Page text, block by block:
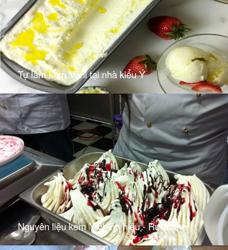
Tự làm kem Vani tại nhà kiểu Ý
Nguyên liệu kem Ý chính hiệu - Rubicone